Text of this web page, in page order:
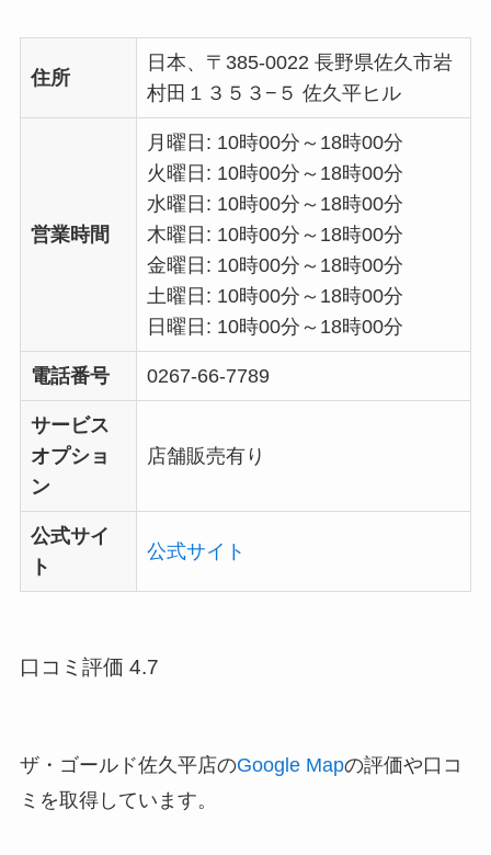
住所
日本、〒385-0022 長野県佐久市岩
村田１３５３−５ 佐久平ヒル
営業時間
月曜日: 10時00分～18時00分
火曜日: 10時00分～18時00分
水曜日: 10時00分～18時00分
木曜日: 10時00分～18時00分
金曜日: 10時00分～18時00分
土曜日: 10時00分～18時00分
日曜日: 10時00分～18時00分
電話番号 0267-66-7789
サービス
オプショ
ン
店舗販売有り
公式サイ
ト
公式サイト
口コミ評価 4.7
ザ・ゴールド佐久平店のGoogle Mapの評価や口コ
ミを取得しています。